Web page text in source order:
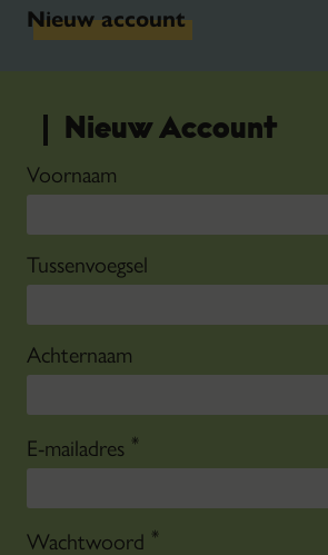
Nieuw account
Nieuw Account
Voornaam
Tussenvoegsel
Achternaam
E-mailadres *
Wachtwoord *